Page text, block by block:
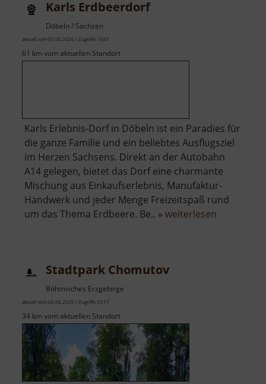
Karls Erdbeerdorf
Döbeln / Sachsen
aktuell vom 07.06.2026 / Zugriffe: 1047
61 km vom aktuellen Standort
Karls Erlebnis-Dorf in Döbeln ist ein Paradies für
die ganze Familie und ein beliebtes Ausflugsziel
im Herzen Sachsens. Direkt an der Autobahn
A14 gelegen, bietet das Dorf eine charmante
Mischung aus Einkaufserlebnis, Manufaktur-
Handwerk und jeder Menge Freizeitspaß rund
um das Thema Erdbeere. Be.. » weiterlesen
Stadtpark Chomutov
Böhmisches Erzgebirge
aktuell vom 06.06.2025 / Zugriffe: 2517
34 km vom aktuellen Standort